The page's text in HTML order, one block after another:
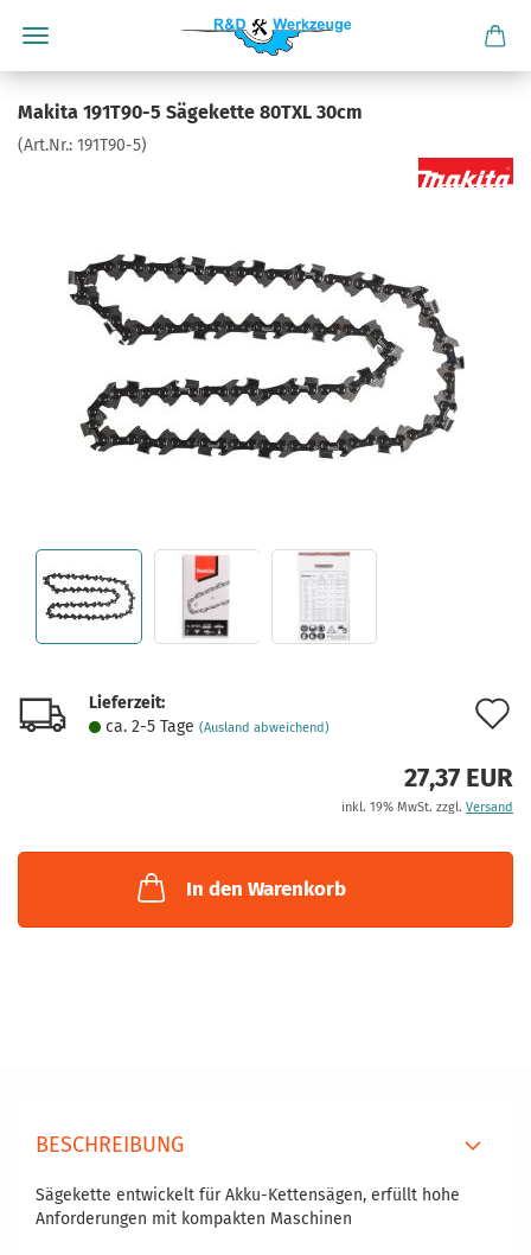
Makita 191T90-5 Sägekette 80TXL 30cm
(Art.Nr.: 191T90-5)
Lieferzeit:
ca. 2-5 Tage (Ausland abweichend)
27,37 EUR
inkl. 19% MwSt. zzgl. Versand
In den Warenkorb
BESCHREIBUNG
Sägekette entwickelt für Akku-Kettensägen, erfüllt hohe
Anforderungen mit kompakten Maschinen